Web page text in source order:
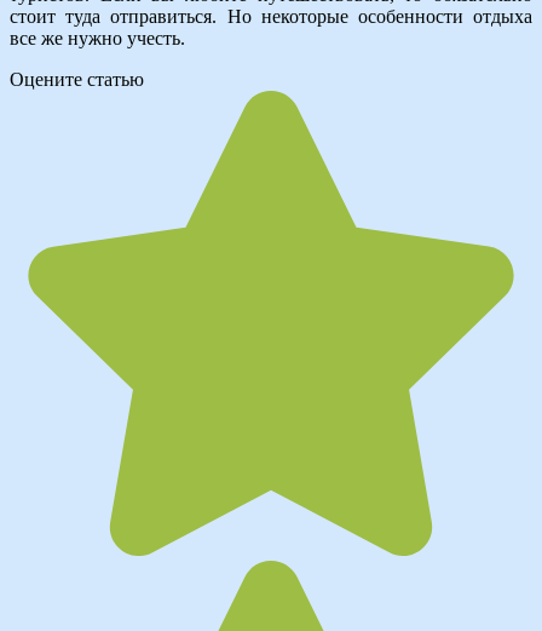
стоит туда отправиться. Но некоторые особенности отдыха
все же нужно учесть.
Оцените статью